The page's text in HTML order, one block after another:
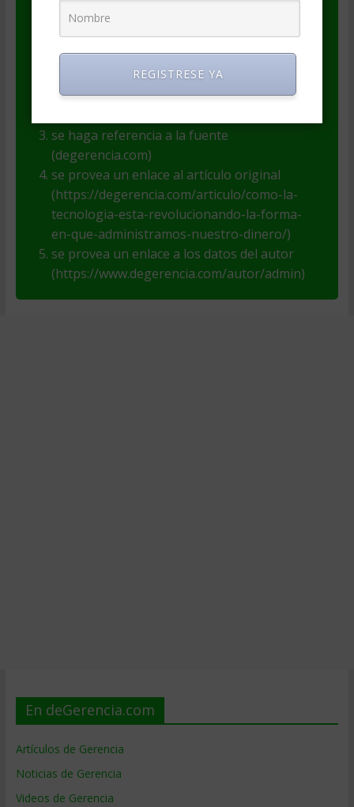
y educativos (pero no comerciales), si se
respetan las siguientes condiciones:
se publique tal como está, sin alteraciones
se haga referencia al autor (Staff
se haga referencia a la fuente
(degerencia.com)
se provea un enlace al artículo original
(https://degerencia.com/articulo/como-la-
tecnologia-esta-revolucionando-la-forma-
en-que-administramos-nuestro-dinero/)
se provea un enlace a los datos del autor
(https://www.degerencia.com/autor/admin)
En deGerencia.com
Artículos de Gerencia
Noticias de Gerencia
Videos de Gerencia
REGISTRESE YA